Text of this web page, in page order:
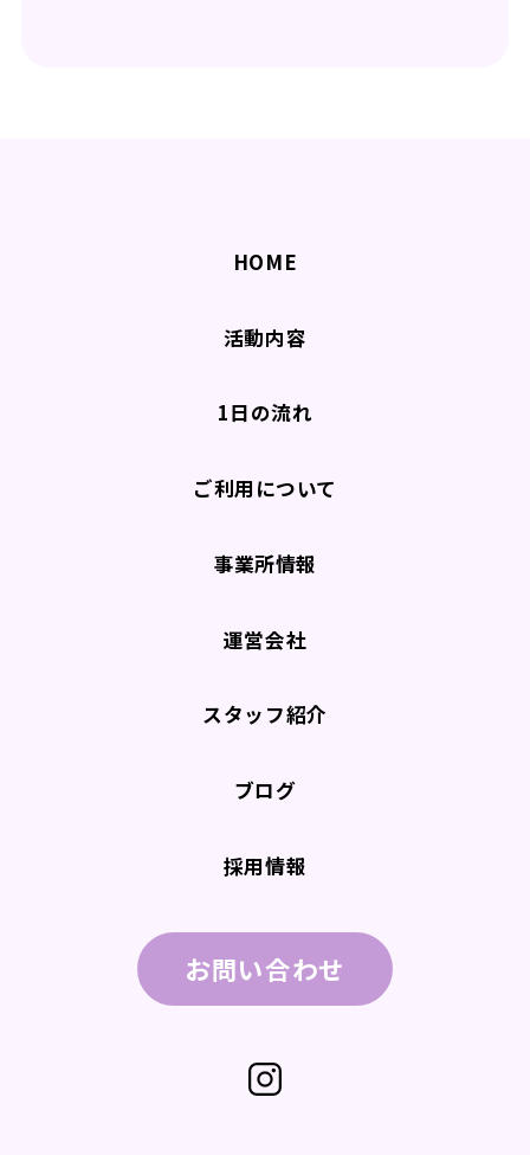
HOME
活動内容
1日の流れ
ご利用について
事業所情報
運営会社
スタッフ紹介
ブログ
採用情報
お問い合わせ